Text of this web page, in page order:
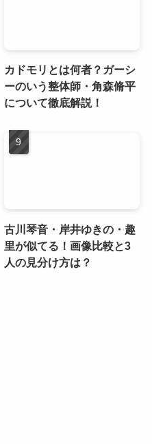
カドモリとは何者？ガーシ
ーのいう整体師・角森脩平
について徹底解説！
古川琴音・岸井ゆきの・趣
里が似てる！画像比較と3
人の見分け方は？